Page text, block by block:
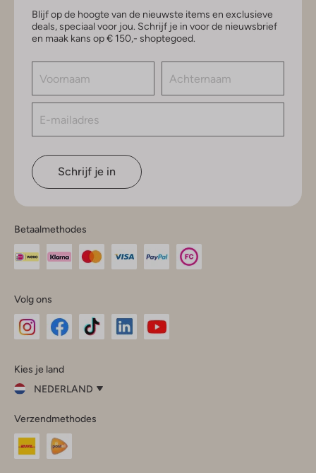
Blijf op de hoogte van de nieuwste items en exclusieve
deals, speciaal voor jou. Schrijf je in voor de nieuwsbrief
en maak kans op € 150,- shoptegoed.
Schrijf je in
Betaalmethodes
Volg ons
InstagramFacebook
Kies je land
NEDERLAND
je
land
Nederland
Verzendmethodes